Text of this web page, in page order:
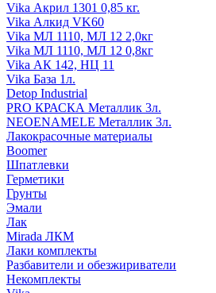
Vika Акрил 1301 0,85 кг.
Vika Алкид VK60
Vika МЛ 1110, МЛ 12 2,0кг
Vika МЛ 1110, МЛ 12 0,8кг
Vika АК 142, НЦ 11
Vika База 1л.
Detop Industrial
PRO КРАСКА Металлик 3л.
NEOENAMELE Металлик 3л.
Лакокрасочные материалы
Boomer
Шпатлевки
Герметики
Грунты
Эмали
Лак
Mirada ЛКМ
Лаки комплекты
Разбавители и обезжириватели
Некомплекты